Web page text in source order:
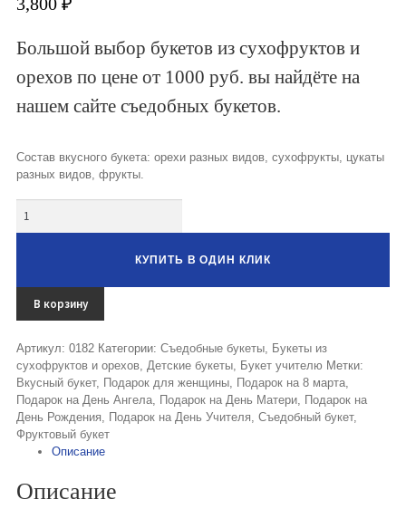
Овощные букеты
Детские букеты
Букеты из раков и рыбы
Доставка
Контакты
Большой выбор букетов из сухофруктов и
орехов по цене от 1000 руб. вы найдёте на
нашем сайте съедобных букетов.
Состав вкусного букета: орехи разных видов, сухофрукты, цукаты
разных видов, фрукты.
КУПИТЬ В ОДИН КЛИК
В корзину
Артикул:0182 Категории:Съедобные букеты, Букеты из
сухофруктов и орехов,Детские букеты, Букет учителю Метки:
Вкусный букет, Подарок для женщины, Подарок на 8 марта,
Подарок на День Ангела, Подарок на День Матери, Подарок на
День Рождения, Подарок на День Учителя,Съедобный букет,
Фруктовый букет
Описание
Описание